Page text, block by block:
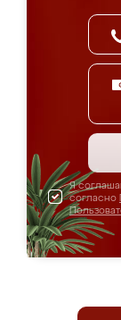
Я
согласно